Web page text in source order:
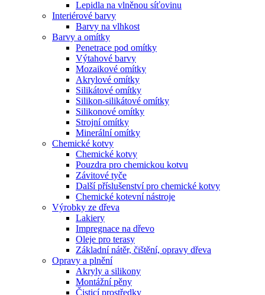
Lepidla na vlněnou síťovinu
Interiérové barvy
Barvy na vlhkost
Barvy a omítky
Penetrace pod omítky
Výtahové barvy
Mozaikové omítky
Akrylové omítky
Silikátové omítky
Silikon-silikátové omítky
Silikonové omítky
Strojní omítky
Minerální omítky
Chemické kotvy
Chemické kotvy
Pouzdra pro chemickou kotvu
Závitové tyče
Další příslušenství pro chemické kotvy
Chemické kotevní nástroje
Výrobky ze dřeva
Lakiery
Impregnace na dřevo
Oleje pro terasy
Základní nátěr, čištění, opravy dřeva
Opravy a plnění
Akryly a silikony
Montážní pěny
Čisticí prostředky